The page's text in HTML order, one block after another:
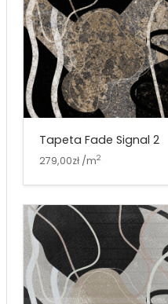
Tapeta Fade Signal 2
279,00zł /m2